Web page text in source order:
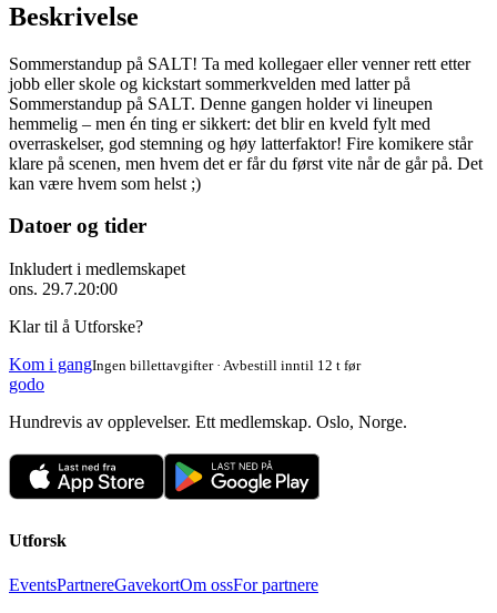
Beskrivelse
Sommerstandup på SALT! Ta med kollegaer eller venner rett etter
jobb eller skole og kickstart sommerkvelden med latter på
Sommerstandup på SALT. Denne gangen holder vi lineupen
hemmelig – men én ting er sikkert: det blir en kveld fylt med
overraskelser, god stemning og høy latterfaktor! Fire komikere står
klare på scenen, men hvem det er får du først vite når de går på. Det
kan være hvem som helst ;)
Datoer og tider
Inkludert i medlemskapet
ons. 29.7.20:00
Klar til å Utforske?
Kom i gangIngen billettavgifter · Avbestill inntil 12 t før
godo
Hundrevis av opplevelser. Ett medlemskap. Oslo, Norge.
Utforsk
EventsPartnereGavekortOm ossFor partnere